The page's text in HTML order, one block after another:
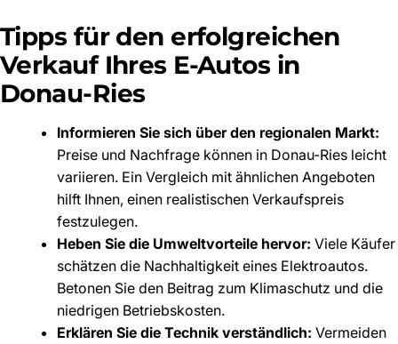
Tipps für den erfolgreichen
Verkauf Ihres E-Autos in
Donau-Ries
Informieren Sie sich über den regionalen Markt:
Preise und Nachfrage können in Donau-Ries leicht
variieren. Ein Vergleich mit ähnlichen Angeboten
hilft Ihnen, einen realistischen Verkaufspreis
festzulegen.
Heben Sie die Umweltvorteile hervor: Viele Käufer
schätzen die Nachhaltigkeit eines Elektroautos.
Betonen Sie den Beitrag zum Klimaschutz und die
niedrigen Betriebskosten.
Erklären Sie die Technik verständlich: Vermeiden